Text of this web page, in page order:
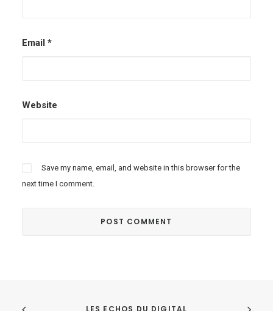
Email *
Website
Save my name, email, and website in this browser for the
next time I comment.
LES ECHOS DU DIGITAL